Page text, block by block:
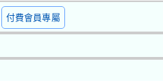
付費會員專屬